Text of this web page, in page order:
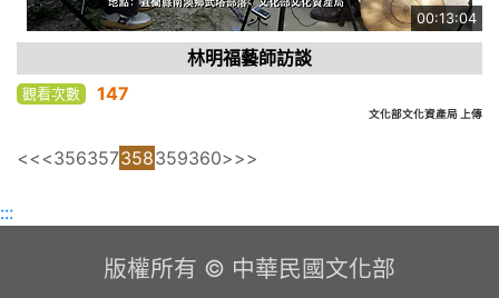
00:13:04
林明福藝師訪談
觀看次數 147
文化部文化資產局 上傳
<<<356357358359360>>>
:::
版權所有 © 中華民國文化部